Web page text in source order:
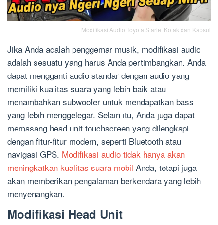
Modifikasi Audio Toyota Starlet Kotak dan Kapsul
Jika Anda adalah penggemar musik, modifikasi audio
adalah sesuatu yang harus Anda pertimbangkan. Anda
dapat mengganti audio standar dengan audio yang
memiliki kualitas suara yang lebih baik atau
menambahkan subwoofer untuk mendapatkan bass
yang lebih menggelegar. Selain itu, Anda juga dapat
memasang head unit touchscreen yang dilengkapi
dengan fitur-fitur modern, seperti Bluetooth atau
navigasi GPS. Modifikasi audio tidak hanya akan
meningkatkan kualitas suara mobil Anda, tetapi juga
akan memberikan pengalaman berkendara yang lebih
menyenangkan.
Modifikasi Head Unit